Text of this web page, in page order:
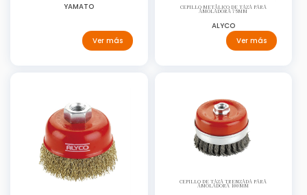
YAMATO
Ver más
CEPILLO METÁLICO DE TAZA PARA
AMOLADORA 75MM
ALYCO
Ver más
CEPILLO DE TAZA TRENZADA PARA
AMOLADORA 100MM